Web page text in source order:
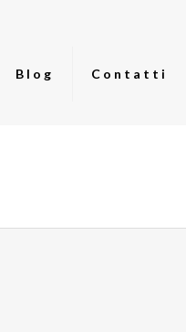
Blog Contatti